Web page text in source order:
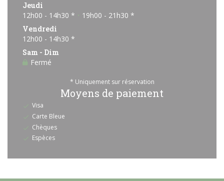
Jeudi
12h00 - 14h30 * • 19h00 - 21h30 *
Vendredi
12h00 - 14h30 *
Sam - Dim
Fermé
* Uniquement sur réservation
Moyens de paiement
Visa
Carte Bleue
Chèques
Espèces